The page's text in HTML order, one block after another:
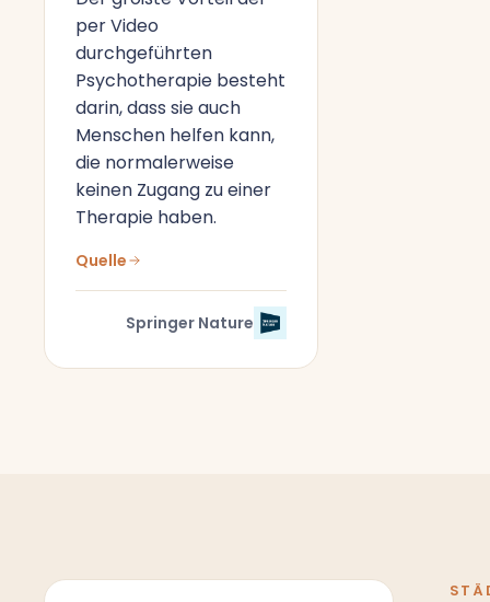
per Video
durchgeführten
Psychotherapie besteht
darin, dass sie auch
Menschen helfen kann,
die normalerweise
keinen Zugang zu einer
Therapie haben.
Quelle
Springer Nature